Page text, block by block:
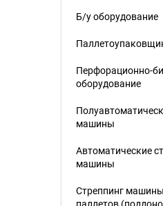
Б/у оборудование
Перфорационно-
оборудование
машины
Автоматические
машины
Стреппинг